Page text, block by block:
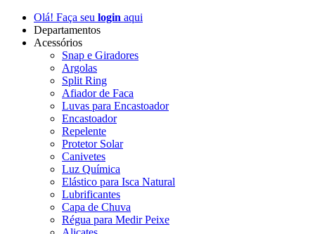
Olá! Faça seu login aqui
Departamentos
Acessórios
Snap e Giradores
Argolas
Split Ring
Afiador de Faca
Luvas para Encastoador
Encastoador
Repelente
Protetor Solar
Canivetes
Luz Química
Elástico para Isca Natural
Lubrificantes
Capa de Chuva
Régua para Medir Peixe